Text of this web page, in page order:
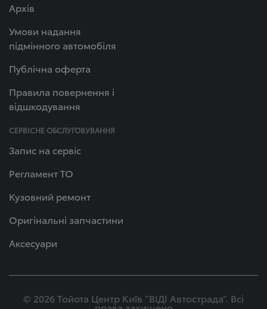
Архів
Умови надання
підмінного автомобіля
Публічна оферта
Правила повернення і
відшкодування
СЕРВІСНЕ ОБСЛУГОВУВАННЯ
Запис на сервіс
Регламент ТО
Кузовний ремонт
Оригінальні запчастини
Аксесуари
© 2026 Тойота Центр Київ “ВІДІ Автострада”. Всі